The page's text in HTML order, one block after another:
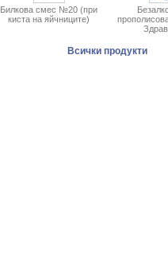
Билкова смес №20 (при
киста на яйчниците)
Всички продукти